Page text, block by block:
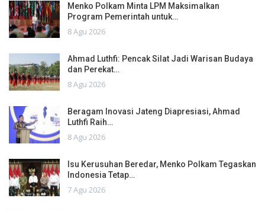
Menko Polkam Minta LPM Maksimalkan
Program Pemerintah untuk…
8 Agu 2026
Ahmad Luthfi: Pencak Silat Jadi Warisan Budaya
dan Perekat…
8 Agu 2026
Beragam Inovasi Jateng Diapresiasi, Ahmad
Luthfi Raih…
8 Agu 2026
Isu Kerusuhan Beredar, Menko Polkam Tegaskan
Indonesia Tetap…
7 Agu 2026